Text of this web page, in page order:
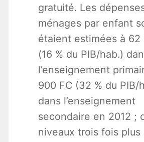
gratuité. Les
ménages par enfant
étaient estimées à 62
(16 % du PIB/hab.)
l’enseignement
900 FC (32 % du PIB/
dans l’enseignement
secondaire en 2012 ;
niveaux trois fois plus